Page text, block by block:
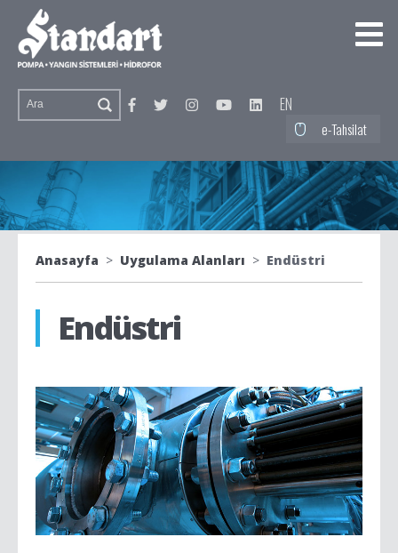
EN
e-Tahsilat
Anasayfa > Uygulama Alanları > Endüstri
Endüstri